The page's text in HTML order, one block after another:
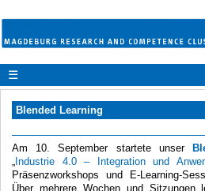
☰
Blended Learning
Am 10. September startete unser
Industrie 4.0 – Integration und
Präsenzworkshops und E-Learning-
Über mehrere Wochen und Sitzungen